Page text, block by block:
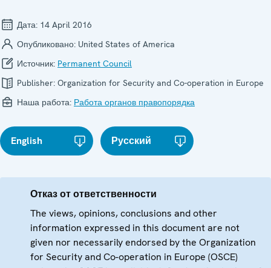
Дата: 14 April 2016
Опубликовано: United States of America
Источник: Permanent Council
Publisher: Organization for Security and Co-operation in Europe
Наша работа: Работа органов правопорядка
English Русский
Отказ от ответственности
The views, opinions, conclusions and other
information expressed in this document are not
given nor necessarily endorsed by the Organization
for Security and Co-operation in Europe (OSCE)